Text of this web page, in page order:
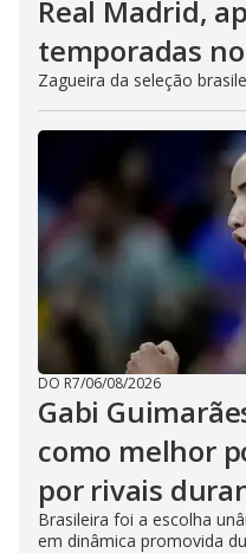
Real Madrid,
temporadas
Zagueira da seleção
DO R7/06/08/2026
Gabi
como melhor
por rivais
Brasileira foi a escolha
em dinâmica promovida